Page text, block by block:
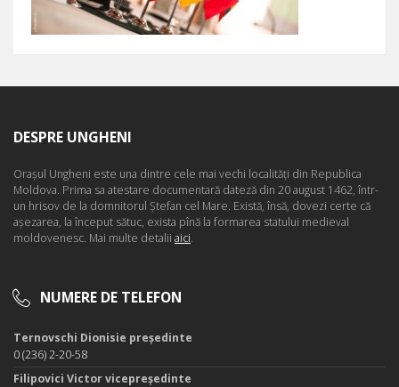
DESPRE UNGHENI
Oraşul Ungheni este una dintre cele mai vechi localităţi din Republica
Moldova. Prima sa atestare documentară dateză din 20 august 1462, într-
un hrisov de la domnitorul Ştefan cel Mare. Există, însă, dovezi certe că
aşezarea, la început sătuc, exista pînă la formarea statului medieval
moldovenesc. Mai multe detalii aici.
NUMERE DE TELEFON
Ternovschi Dionisie președinte
0 (236) 2-20-58
Filipovici Victor vicepreședinte